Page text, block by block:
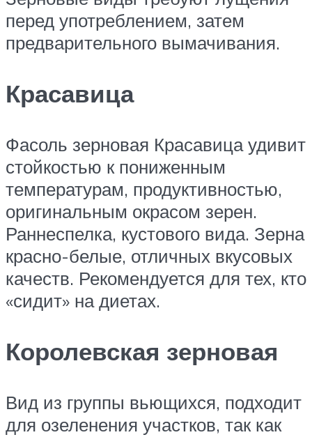
перед употреблением, затем
предварительного вымачивания.
Красавица
Фасоль зерновая Красавица удивит
стойкостью к пониженным
температурам, продуктивностью,
оригинальным окрасом зерен.
Раннеспелка, кустового вида. Зерна
красно-белые, отличных вкусовых
качеств. Рекомендуется для тех, кто
«сидит» на диетах.
Королевская зерновая
Вид из группы вьющихся, подходит
для озеленения участков, так как